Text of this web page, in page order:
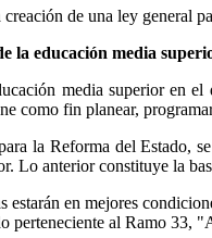
creación de una ley general
la educación media
media superior en el
como fin planear,
la Reforma del Estado,
Lo anterior constituye la
estarán en mejores
perteneciente al Ramo 33,